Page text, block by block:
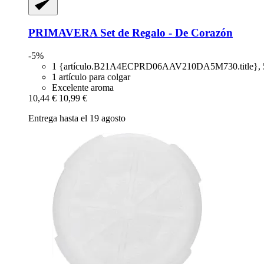
PRIMAVERA Set de Regalo -​ De Corazón
-5%
1 {artículo.B21A4ECPRD06AAV210DA5M730.title},
1 artículo para colgar
Excelente aroma
10,44 € 10,99 €
Entrega hasta el 19 agosto